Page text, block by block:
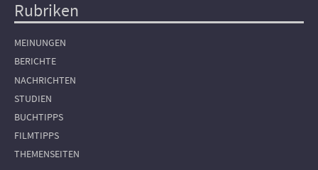
Hauptnavigation
Rubriken
MEINUNGEN
BERICHTE
NACHRICHTEN
STUDIEN
BUCHTIPPS
FILMTIPPS
THEMENSEITEN